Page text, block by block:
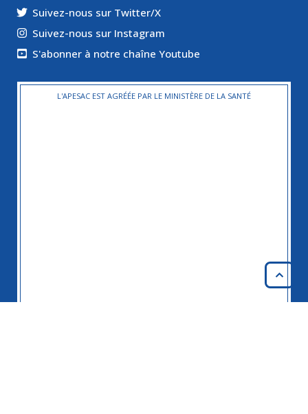
Suivez-nous sur Twitter/X
Suivez-nous sur Instagram
S'abonner à notre chaîne Youtube
L'APESAC EST AGRÉÉE PAR LE MINISTÈRE DE LA SANTÉ